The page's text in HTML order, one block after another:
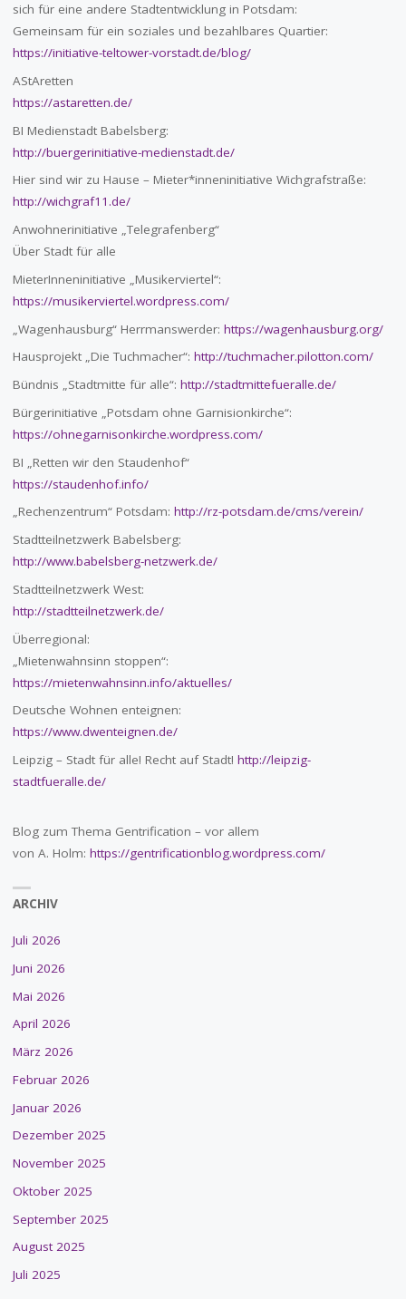
sich für eine andere Stadtentwicklung in Potsdam:
Gemeinsam für ein soziales und bezahlbares Quartier:
https://initiative-teltower-vorstadt.de/blog/
AStAretten
https://astaretten.de/
BI Medienstadt Babelsberg:
http://buergerinitiative-medienstadt.de/
Hier sind wir zu Hause – Mieter*inneninitiative Wichgrafstraße:
http://wichgraf11.de/
Anwohnerinitiative „Telegrafenberg“
Über Stadt für alle
MieterInneninitiative „Musikerviertel“:
https://musikerviertel.wordpress.com/
„Wagenhausburg“ Herrmanswerder: https://wagenhausburg.org/
Hausprojekt „Die Tuchmacher“: http://tuchmacher.pilotton.com/
Bündnis „Stadtmitte für alle“: http://stadtmittefueralle.de/
Bürgerinitiative „Potsdam ohne Garnisionkirche“:
https://ohnegarnisonkirche.wordpress.com/
BI „Retten wir den Staudenhof“
https://staudenhof.info/
„Rechenzentrum“ Potsdam: http://rz-potsdam.de/cms/verein/
Stadtteilnetzwerk Babelsberg:
http://www.babelsberg-netzwerk.de/
Stadtteilnetzwerk West:
http://stadtteilnetzwerk.de/
Überregional:
„Mietenwahnsinn stoppen“:
https://mietenwahnsinn.info/aktuelles/
Deutsche Wohnen enteignen:
https://www.dwenteignen.de/
Leipzig – Stadt für alle! Recht auf Stadt! http://leipzig-
stadtfueralle.de/
Blog zum Thema Gentrification – vor allem
von A. Holm: https://gentrificationblog.wordpress.com/
ARCHIV
Juli 2026
Juni 2026
Mai 2026
April 2026
März 2026
Februar 2026
Januar 2026
Dezember 2025
November 2025
Oktober 2025
September 2025
August 2025
Juli 2025